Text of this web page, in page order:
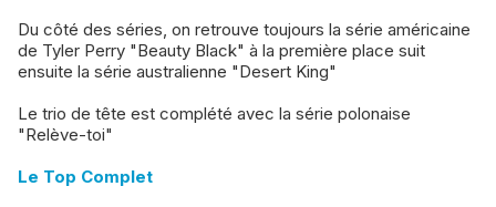
Du côté des séries, on retrouve toujours la série américaine
de Tyler Perry "Beauty Black" à la première place suit
ensuite la série australienne "Desert King"
Le trio de tête est complété avec la série polonaise
"Relève-toi"
Le Top Complet